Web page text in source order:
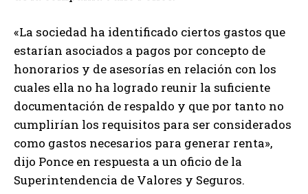
«La sociedad ha identificado ciertos gastos que
estarían asociados a pagos por concepto de
honorarios y de asesorías en relación con los
cuales ella no ha logrado reunir la suficiente
documentación de respaldo y que por tanto no
cumplirían los requisitos para ser considerados
como gastos necesarios para generar renta»,
dijo Ponce en respuesta a un oficio de la
Superintendencia de Valores y Seguros.